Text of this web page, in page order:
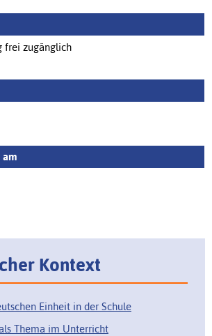
frei zugänglich
am
Kontext
Einheit in der Schule
Thema im Unterricht